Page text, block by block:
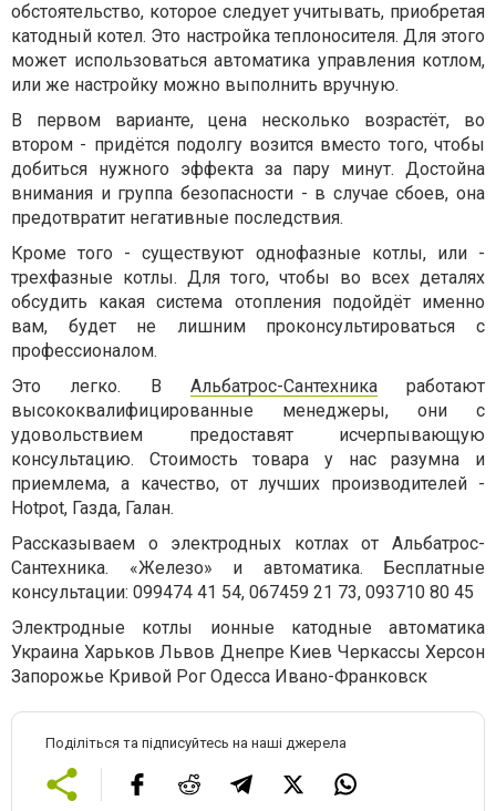
обстоятельство, которое следует учитывать, приобретая
катодный котел. Это настройка теплоносителя. Для этого
может использоваться автоматика управления котлом,
или же настройку можно выполнить вручную.
В первом варианте, цена несколько возрастёт, во
втором - придётся подолгу возится вместо того, чтобы
добиться нужного эффекта за пару минут. Достойна
внимания и группа безопасности - в случае сбоев, она
предотвратит негативные последствия.
Кроме того - существуют однофазные котлы, или -
трехфазные котлы. Для того, чтобы во всех деталях
обсудить какая система отопления подойдёт именно
вам, будет не лишним проконсультироваться с
профессионалом.
Это легко. В Альбатрос-Сантехникаработают
высококвалифицированные менеджеры, они с
удовольствием предоставят исчерпывающую
консультацию. Стоимость товара у нас разумна и
приемлема, а качество, от лучших производителей -
Hotpot, Газда, Галан.
Рассказываем о электродных котлах от Альбатрос-
Сантехника. «Железо» и автоматика. Бесплатные
консультации: 099474 41 54, 067459 21 73, 093710 80 45
Электродные котлы ионные катодные автоматика
Украина Харьков Львов Днепре Киев Черкассы Херсон
Запорожье Кривой Рог Одесса Ивано-Франковск
Поділіться та підписуйтесь на наші джерела